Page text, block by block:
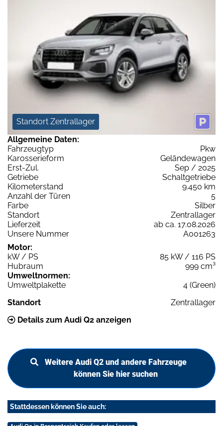
Standort Zentrallager
Allgemeine Daten:
Fahrzeugtyp
Pkw
Karosserieform
Geländewagen
Erst-Zul.
Sep / 2025
Getriebe
Schaltgetriebe
Kilometerstand
9.450 km
Anzahl der Türen
5
Farbe
Silber
Standort
Zentrallager
Lieferzeit
ab ca. 17.08.2026
Unsere Nummer
A001263
Motor:
kW / PS
85 kW / 116 PS
Hubraum
999 cm³
Umweltnormen:
Umweltplakette
4 (Green)
Standort
Zentrallager
Details zum Audi Q2 anzeigen
Weitere Audi Q2 und andere Fahrzeuge
können Sie hier suchen
Stattdessen können Sie auch: